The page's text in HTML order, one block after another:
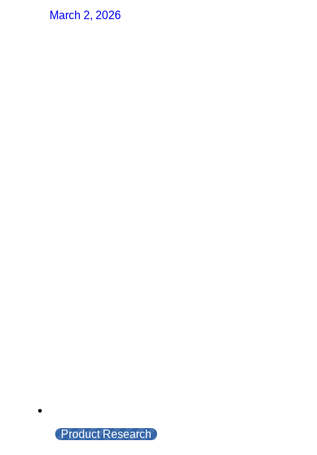
March 2, 2026
Product Research